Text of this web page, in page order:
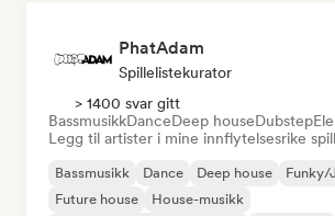
PhatAdam
Spillelistekurator
> 1400 svar gitt
BassmusikkDanceDeep houseDubstep
Legg til artister i mine innflytelsesrike
Bassmusikk Dance Deep house
Funky/
Future house
House-musikk